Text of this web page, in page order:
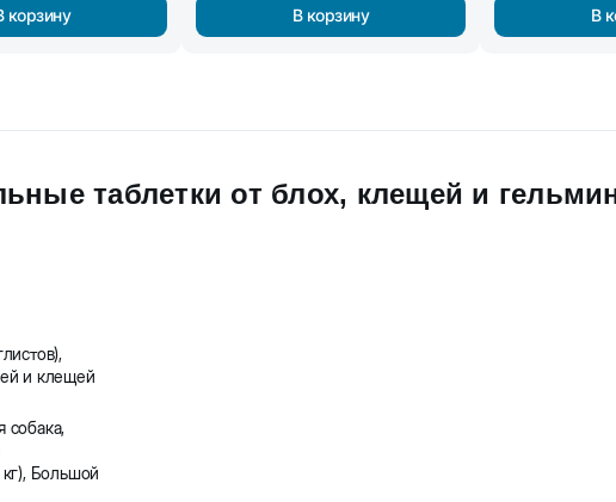
корзину В корзину В
таблетки от блох, клещей и
и клещей
собака,
Большой